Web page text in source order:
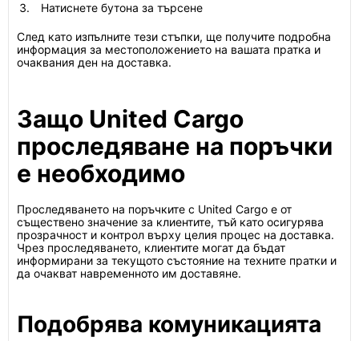
Натиснете бутона за търсене
След като изпълните тези стъпки, ще получите подробна
информация за местоположението на вашата пратка и
очаквания ден на доставка.
Защо United Cargo
проследяване на поръчки
е необходимо
Проследяването на поръчките с United Cargo е от
съществено значение за клиентите, тъй като осигурява
прозрачност и контрол върху целия процес на доставка.
Чрез проследяването, клиентите могат да бъдат
информирани за текущото състояние на техните пратки и
да очакват навременното им доставяне.
Подобрява комуникацията